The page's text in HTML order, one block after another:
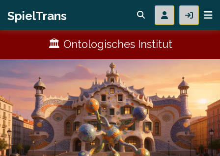
SpielTrans
🏛 Ontologisches Institut